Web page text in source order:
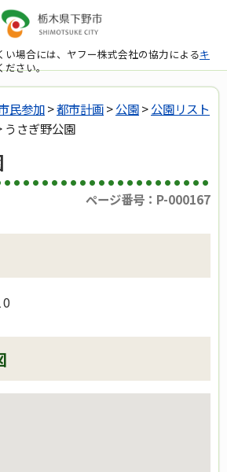
場合には、ヤフー株式会社の協力によるキ
ださい。
民参加>都市計画>公園>公園リスト
うさぎ野公園
ページ番号：P-000167